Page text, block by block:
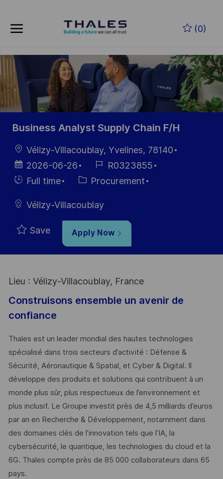
(0)
-
Business Analyst Supply Chain F/H
LocationVélizy-Villacoublay, Yvelines, 78140
Posted
Date
2026-06-26
Job
Id
R0323855
HiringFull time CategoryProcurement
Vélizy-Villacoublay
Save Apply Now
Lieu : Vélizy-Villacoublay, France
Construisons ensemble un avenir de
confiance
Thales est un leader mondial des hautes technologies
spécialisé dans trois secteurs d’activité : Défense &
Sécurité, Aéronautique & Spatial, et Cyber & Digital. Il
développe des produits et solutions qui contribuent à un
monde plus sûr, plus respectueux de l’environnement et
plus inclusif. Le Groupe investit près de 4,5 milliards d’euros
par an en Recherche & Développement, notamment dans
des domaines clés de l’innovation tels que l’IA, la
cybersécurité, le quantique, les technologies du cloud et la
6G. Thales compte près de 85 000 collaborateurs dans 65
pays. ​